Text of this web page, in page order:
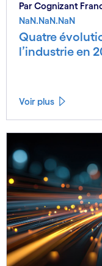
Par Cognizant
NaN.NaN.NaN
Quatre
l’industrie en
Voir plus